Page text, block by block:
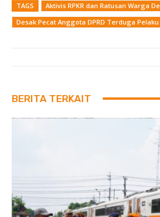
TAGS
Aktivis RPKR dan Ratusan Warga
Desak Pecat Anggota DPRD Terduga
BERITA TERKAIT